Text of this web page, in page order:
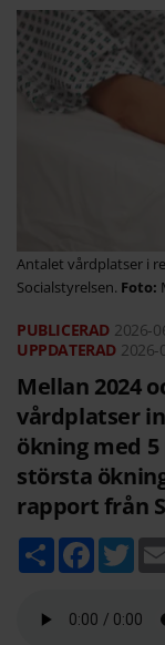
Antalet vårdplatser i
Socialstyrelsen.
2026-
2026-
Mellan 2024
vårdplatser
ökning med
största
rapport från
D
e
F
b
T
w
t